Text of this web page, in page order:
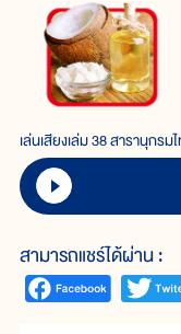
เล่นเสียงเล่ม 38 สารานุกร
สามารถแชร์ได้ผ่าน :